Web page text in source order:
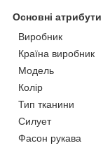
Основні атрибути
Виробник
Країна виробник
Модель
Колір
Тип тканини
Силует
Фасон рукава